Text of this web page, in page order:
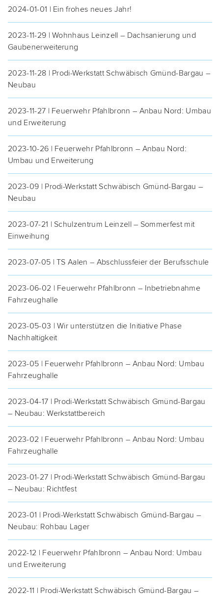
2024-01-01 | Ein fro­hes neu­es Jahr!
2023-11-29 | Wohn­haus Lein­zell – Dach­sa­nie­rung und
Gaubenerweiterung
2023-11-28 | Pro­di-Werk­statt Schwä­bisch Gmünd-Bar­gau –
Neubau
2023-11-27 | Feu­er­wehr Pfahl­bronn – Anbau Nord: Umbau
und Erweiterung
2023-10-26 | Feu­er­wehr Pfahl­bronn – Anbau Nord:
Umbau und Erweiterung
2023-09 | Pro­di-Werk­statt Schwä­bisch Gmünd-Bar­gau –
Neubau
2023-07-21 | Schul­zen­trum Lein­zell – Som­mer­fest mit
Einweihung
2023-07-05 | TS Aalen – Abschluss­fei­er der Berufsschule
2023-06-02 | Feu­er­wehr Pfahl­bronn – Inbe­trieb­nah­me
Fahrzeughalle
2023-05-03 | Wir unter­stüt­zen die Initia­ti­ve Pha­se
Nachhaltigkeit
2023-05 | Feu­er­wehr Pfahl­bronn – Anbau Nord: Umbau
Fahrzeughalle
2023-04-17 | Pro­di-Werk­statt Schwä­bisch Gmünd-Bar­gau
– Neu­bau: Werkstattbereich
2023-02 | Feu­er­wehr Pfahl­bronn – Anbau Nord: Umbau
Fahrzeughalle
2023-01-27 | Pro­di-Werk­statt Schwä­bisch Gmünd-Bar­gau
– Neu­bau: Richtfest
2023-01 | Pro­di-Werk­statt Schwä­bisch Gmünd-Bar­gau –
Neu­bau: Roh­bau Lager
2022-12 | Feu­er­wehr Pfahl­bronn – Anbau Nord: Umbau
und Erweiterung
2022-11 | Pro­di-Werk­statt Schwä­bisch Gmünd-Bar­gau –